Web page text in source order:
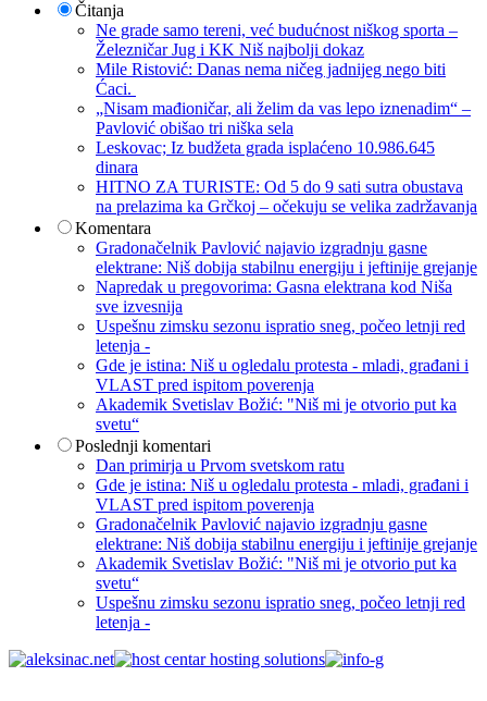
Čitanja
Ne grade samo tereni, već budućnost niškog sporta –
Železničar Jug i KK Niš najbolji dokaz
Mile Ristović: Danas nema ničeg jadnijeg nego biti
Ćaci.
„Nisam mađioničar, ali želim da vas lepo iznenadim“ –
Pavlović obišao tri niška sela
Leskovac; Iz budžeta grada isplaćeno 10.986.645
dinara
HITNO ZA TURISTE: Od 5 do 9 sati sutra obustava
na prelazima ka Grčkoj – očekuju se velika zadržavanja
Komentara
Gradonačelnik Pavlović najavio izgradnju gasne
elektrane: Niš dobija stabilnu energiju i jeftinije grejanje
Napredak u pregovorima: Gasna elektrana kod Niša
sve izvesnija
Uspešnu zimsku sezonu ispratio sneg, počeo letnji red
letenja -
Gde je istina: Niš u ogledalu protesta - mladi, građani i
VLAST pred ispitom poverenja
Akademik Svetislav Božić: "Niš mi je otvorio put ka
svetu“
Poslednji komentari
Dan primirja u Prvom svetskom ratu
Gde je istina: Niš u ogledalu protesta - mladi, građani i
VLAST pred ispitom poverenja
Gradonačelnik Pavlović najavio izgradnju gasne
elektrane: Niš dobija stabilnu energiju i jeftinije grejanje
Akademik Svetislav Božić: "Niš mi je otvorio put ka
svetu“
Uspešnu zimsku sezonu ispratio sneg, počeo letnji red
letenja -